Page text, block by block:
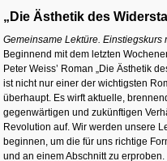
„Die Ästhetik des
Gemeinsame Lektüre. Einstiegskurs
Beginnend mit dem letzten
Peter Weiss’ Roman „Die Ästhetik
ist nicht nur einer der wichtigsten
überhaupt. Es wirft aktuelle,
gegenwärtigen und zukünftigen
Revolution auf. Wir werden unsere
beginnen, um die für uns richtige
und an einem Abschnitt zu